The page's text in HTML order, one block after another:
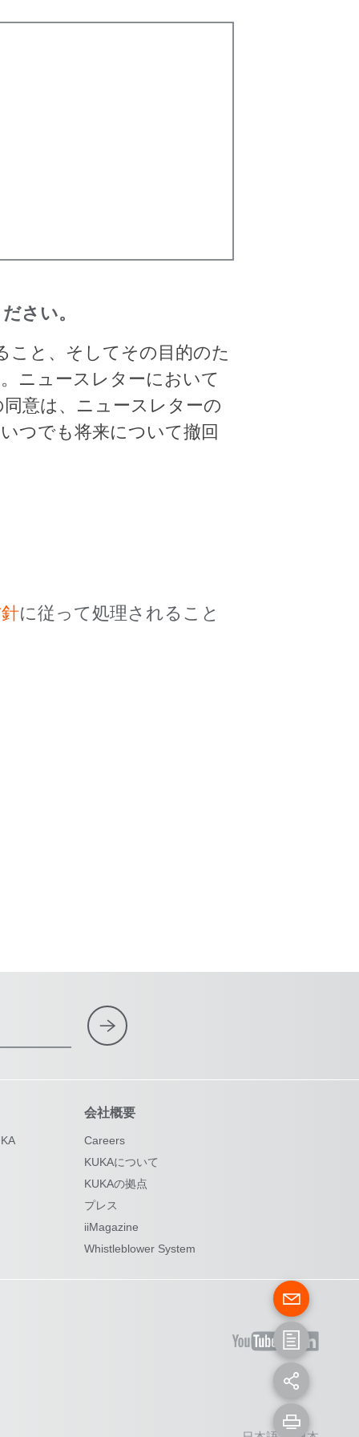
さい。
こと、そしてその目的のた
ニュースレターにおいて
意は、ニュースレターの
つでも将来について撤回
に従って処理されること
会社概要
Careers
KUKAについて
KUKAの拠点
プレス
iiMagazine
Whistleblower System